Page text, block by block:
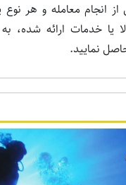
انجام معامله و هر نوع
یا خدمات ارائه شده،
نمایید.